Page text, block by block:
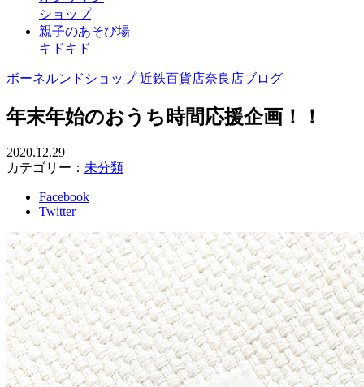
ショップ
親子のあそび場
キドキド
ボーネルンドショップ 近鉄百貨店奈良店ブログ
年末年始のおうち時間応援企画！！
2020.12.29
カテゴリー： 未分類
Facebook
Twitter